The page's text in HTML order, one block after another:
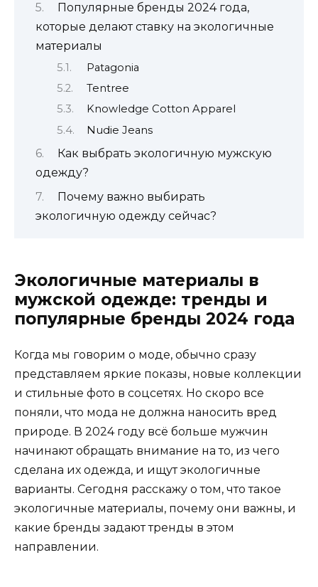
Популярные бренды 2024 года,
которые делают ставку на экологичные
материалы
Patagonia
Tentree
Knowledge Cotton Apparel
Nudie Jeans
Как выбрать экологичную мужскую
одежду?
Почему важно выбирать
экологичную одежду сейчас?
Экологичные материалы в
мужской одежде: тренды и
популярные бренды 2024 года
Когда мы говорим о моде, обычно сразу
представляем яркие показы, новые коллекции
и стильные фото в соцсетях. Но скоро все
поняли, что мода не должна наносить вред
природе. В 2024 году всё больше мужчин
начинают обращать внимание на то, из чего
сделана их одежда, и ищут экологичные
варианты. Сегодня расскажу о том, что такое
экологичные материалы, почему они важны, и
какие бренды задают тренды в этом
направлении.